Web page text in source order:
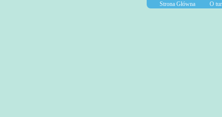
Strona Główna O